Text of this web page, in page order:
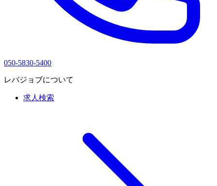
050-5830-5400
レバジョブについて
求人検索